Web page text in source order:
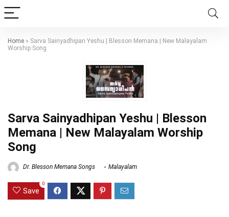
Home » Sarva Sainyadhipan Yeshu | Blesson Memana | New Malayalam
Worship Song
Sarva Sainyadhipan Yeshu | Blesson
Memana | New Malayalam Worship
Song
Dr. Blesson Memana Songs Malayalam
Save
0